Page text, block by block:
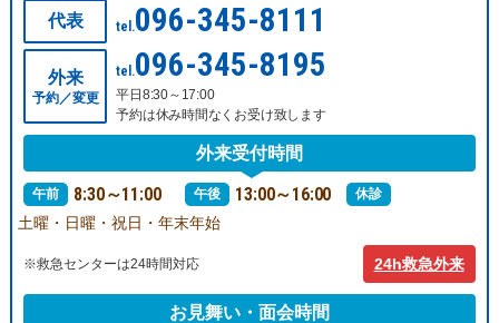
代表 tel.096-345-8111
外来
予約／変更
tel.096-345-8195
平日8:30～17:00
予約は休み時間なくお受け致します
外来受付時間
午前 8:30～11:00 午後 13:00～16:00 休診
土曜・日曜・祝日・年末年始
※救急センターは24時間対応 24h救急外来
お見舞い・面会時間